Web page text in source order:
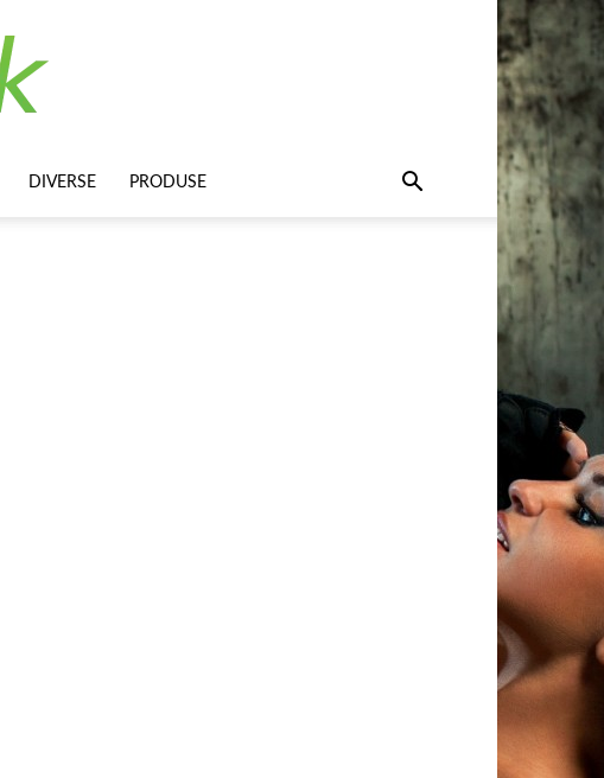
DIVERSE PRODUSE